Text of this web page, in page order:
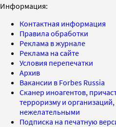
Информация:
Контактная информация
Правила обработки
Реклама в журнале
Реклама на сайте
Условия перепечатки
Архив
Вакансии в Forbes Russia
Сканер иноагентов,
терроризму и
нежелательными
Подписка на печатную